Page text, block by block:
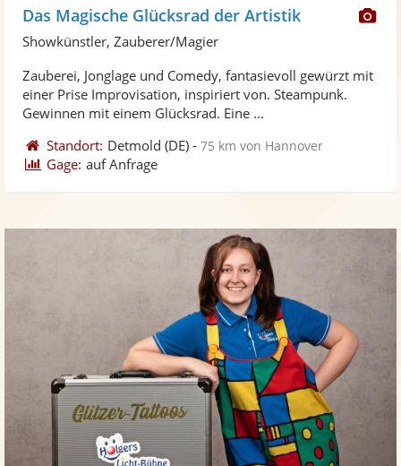
Das Magische Glücksrad der Artistik
Showkünstler, Zauberer/Magier
Zauberei, Jonglage und Comedy, fantasievoll gewürzt mit
einer Prise Improvisation, inspiriert von. Steampunk.
Gewinnen mit einem Glücksrad. Eine ...
Standort: Detmold (DE) -75 km von Hannover
Gage: auf Anfrage